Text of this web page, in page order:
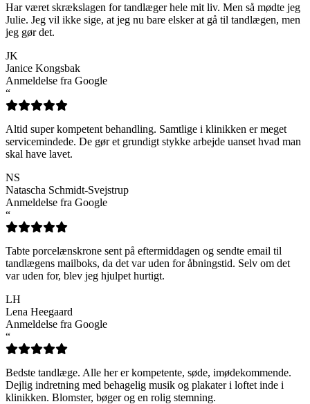
Har været skrækslagen for tandlæger hele mit liv. Men så mødte jeg
Julie. Jeg vil ikke sige, at jeg nu bare elsker at gå til tandlægen, men
jeg gør det.
JK
Janice Kongsbak
Anmeldelse fra Google
“
Altid super kompetent behandling. Samtlige i klinikken er meget
servicemindede. De gør et grundigt stykke arbejde uanset hvad man
skal have lavet.
NS
Natascha Schmidt-Svejstrup
Anmeldelse fra Google
“
Tabte porcelænskrone sent på eftermiddagen og sendte email til
tandlægens mailboks, da det var uden for åbningstid. Selv om det
var uden for, blev jeg hjulpet hurtigt.
LH
Lena Heegaard
Anmeldelse fra Google
“
Bedste tandlæge. Alle her er kompetente, søde, imødekommende.
Dejlig indretning med behagelig musik og plakater i loftet inde i
klinikken. Blomster, bøger og en rolig stemning.